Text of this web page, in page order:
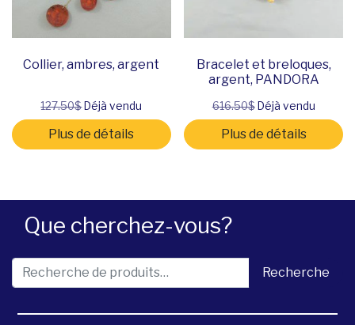
Que cherchez-vous?
Recherche pour : Recherche
Collier, ambres, argent
127.50$Déjà vendu
Plus de détails
Bracelet et breloques,
argent, PANDORA
616.50$Déjà vendu
Plus de détails